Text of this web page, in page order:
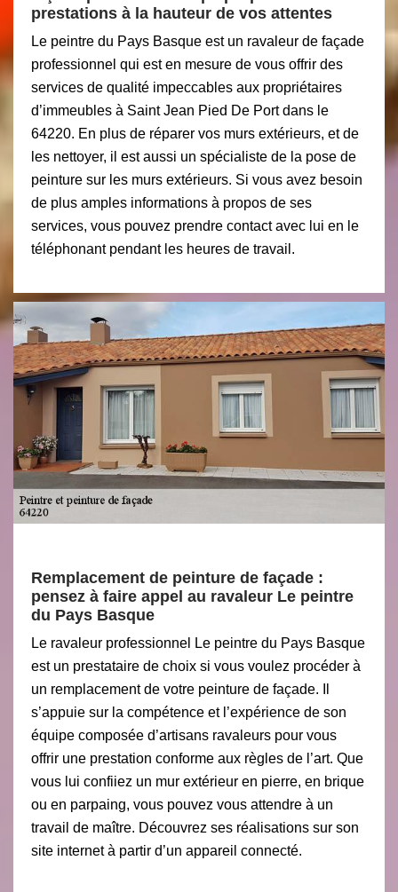
prestations à la hauteur de vos attentes
Le peintre du Pays Basque est un ravaleur de façade
professionnel qui est en mesure de vous offrir des
services de qualité impeccables aux propriétaires
d’immeubles à Saint Jean Pied De Port dans le
64220. En plus de réparer vos murs extérieurs, et de
les nettoyer, il est aussi un spécialiste de la pose de
peinture sur les murs extérieurs. Si vous avez besoin
de plus amples informations à propos de ses
services, vous pouvez prendre contact avec lui en le
téléphonant pendant les heures de travail.
Remplacement de peinture de façade :
pensez à faire appel au ravaleur Le peintre
du Pays Basque
Le ravaleur professionnel Le peintre du Pays Basque
est un prestataire de choix si vous voulez procéder à
un remplacement de votre peinture de façade. Il
s’appuie sur la compétence et l’expérience de son
équipe composée d’artisans ravaleurs pour vous
offrir une prestation conforme aux règles de l’art. Que
vous lui confiiez un mur extérieur en pierre, en brique
ou en parpaing, vous pouvez vous attendre à un
travail de maître. Découvrez ses réalisations sur son
site internet à partir d’un appareil connecté.